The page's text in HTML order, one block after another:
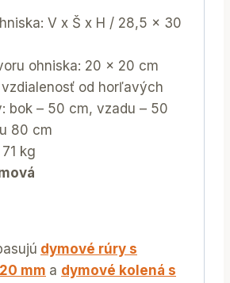
V x Š x H / 28,5 x 30
ohniska: 20 x 20 cm
od horľavých
bok – 50 cm, vzadu – 50
80 cm
kg
dymové rúry s
mm a dymové kolená s